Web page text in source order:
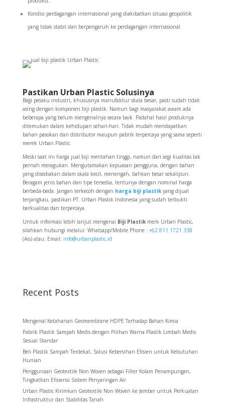
Kondisi perdagangan internasional yang diakibatkan situasi geopolitik
yang tidak stabil dan berpengaruh ke perdagangan internasional.
Pastikan Urban Plastic Solusinya
Bagi pelaku industri, khususnya manufaktur skala besar, pasti sudah tidak
asing dengan komponen biji plastik. Namun bagi masyarakat awam ada
beberapa yang belum mengenalnya secara baik. Padahal hasil produknya
ditemukan dalam kehidupan sehari-hari. Tidak mudah mendapatkan
bahan pasokan dari distributor maupun pabrik terpercaya yang sama seperti
merek Urban Plastic.
Meski saat ini harga jual biji mentahan tinggi, namun dari segi kualitas tak
pernah meragukan. Mengutamakan kepuasan pengguna, dengan bahan
yang disediakan dalam skala kecil, menengah, bahkan besar sekalipun.
Beragam jenis bahan dan tipe tersedia, tentunya dengan nominal harga
berbeda-beda. Jangan terkecoh dengan harga biji plastikyang dijual
terjangkau, pastikan PT. Urban Plastik Indonesia yang sudah terbukti
berkualitas dan terpercaya.
Untuk informasi lebih lanjut mengenai Biji Plastikmerk Urban Plastic,
silahkan hubungi melalui: Whatsapp/Mobile Phone : +62 811 1721 338
(Ais) atau: Email: info@urbanplastic.id
Recent Posts
Mengenal Ketahanan Geomembrane HDPE Terhadap Bahan Kimia
Pabrik Plastik Sampah Medis dengan Pilihan Warna Plastik Limbah Medis
Sesuai Standar
Beli Plastik Sampah Terdekat, Solusi Kebersihan Efisien untuk Kebutuhan
Hunian
Penggunaan Geotextile Non Woven sebagai Filter Kolam Penampungan,
Tingkatkan Efisiensi Sistem Penyaringan Air
Urban Plastic Kirimkan Geotextile Non Woven ke Jember untuk Perkuatan
Infrastruktur dan Stabilitas Tanah